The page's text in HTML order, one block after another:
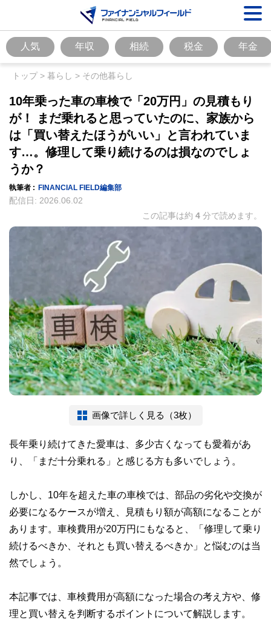
人気 年収 相続 税金 年金
トップ> 暮らし > その他暮らし
10年乗った車の車検で「20万円」の見積もり
が！ まだ乗れると思っていたのに、家族から
は「買い替えたほうがいい」と言われていま
す…。修理して乗り続けるのは損なのでしょ
うか？
執筆者 : FINANCIAL FIELD編集部
配信日: 2026.06.02
この記事は約 4 分で読めます。
画像で詳しく見る（3枚）
長年乗り続けてきた愛車は、多少古くなっても愛着があ
り、「まだ十分乗れる」と感じる方も多いでしょう。
しかし、10年を超えた車の車検では、部品の劣化や交換が
必要になるケースが増え、見積もり額が高額になることが
あります。車検費用が20万円にもなると、「修理して乗り
続けるべきか、それとも買い替えるべきか」と悩むのは当
然でしょう。
本記事では、車検費用が高額になった場合の考え方や、修
理と買い替えを判断するポイントについて解説します。